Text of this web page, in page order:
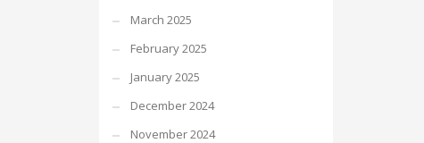
March 2025
February 2025
January 2025
December 2024
November 2024